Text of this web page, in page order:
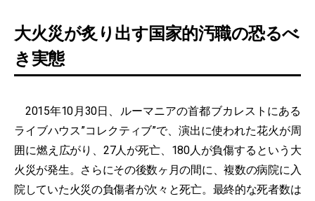
大火災が炙り出す国家的汚職の恐るべ
き実態
2015年10月30日、ルーマニアの首都ブカレストにある
ライブハウス”コレクティブ”で、演出に使われた花火が周
囲に燃え広がり、27人が死亡、180人が負傷するという大
火災が発生。さらにその後数ヶ月の間に、複数の病院に入
院していた火災の負傷者が次々と死亡。最終的な死者数は